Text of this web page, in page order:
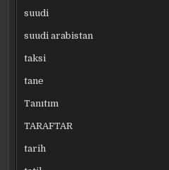
suudi
suudi arabistan
taksi
tane
Tanıtım
TARAFTAR
tarih